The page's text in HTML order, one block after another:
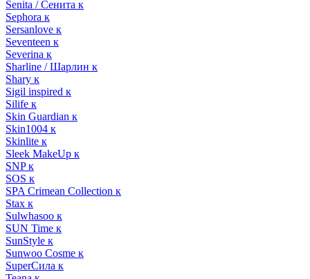
Senita / Сенита к
Sephora к
Sersanlove к
Seventeen к
Severina к
Sharline / Шарлин к
Shary к
Sigil inspired к
Silife к
Skin Guardian к
Skin1004 к
Skinlite к
Sleek MakeUp к
SNP к
SOS к
SPA Crimean Collection к
Stax к
Sulwhasoo к
SUN Time к
SunStyle к
Sunwoo Cosme к
SuperСила к